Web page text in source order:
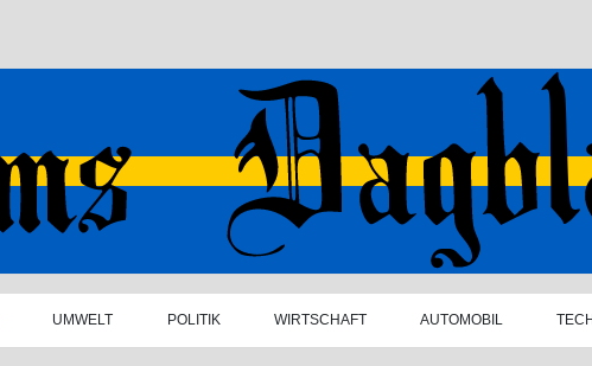
UMWELT POLITIK WIRTSCHAFT AUTOMOBIL